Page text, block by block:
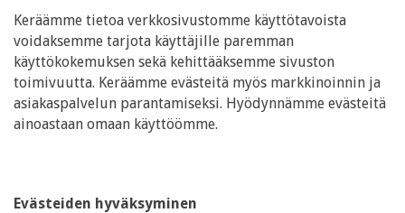
Keräämme tietoa verkkosivustomme käyttötavoista
voidaksemme tarjota käyttäjille paremman
käyttökokemuksen sekä kehittääksemme sivuston
toimivuutta. Keräämme evästeitä myös markkinoinnin ja
asiakaspalvelun parantamiseksi. Hyödynnämme evästeitä
ainoastaan omaan käyttöömme.
Evästeiden hyväksyminen